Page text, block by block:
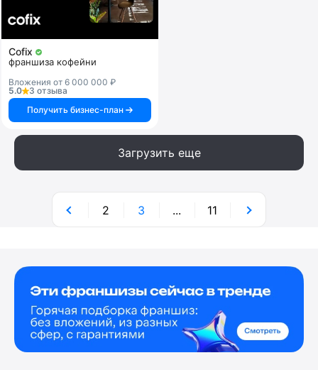
Cofix
франшиза кофейни
Вложения от 6 000 000 ₽
5.0
3 отзыва
Получить бизнес-план
Загрузить еще
2 3 ... 11